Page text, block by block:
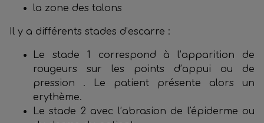
la zone des talons
Il y a différents stades d’escarre :
Le stade 1 correspond à l’apparition de
rougeurs sur les points d’appui ou de
pression . Le patient présente alors un
erythème.
Le stade 2 avec l’abrasion de l'épiderme ou